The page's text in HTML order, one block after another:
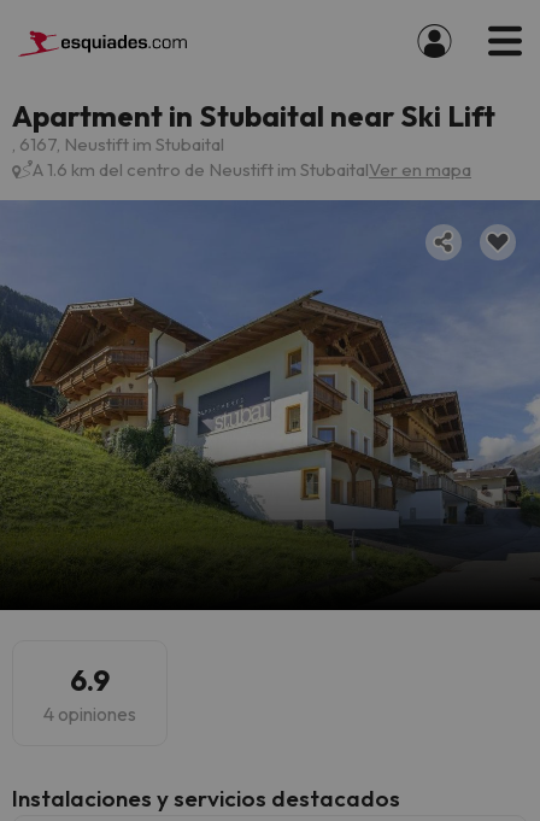
Apartment in Stubaital near Ski Lift
, 6167, Neustift im Stubaital
A 1.6 km del centro de Neustift im StubaitalVer en mapa
6.9
4 opiniones
Instalaciones y servicios destacados